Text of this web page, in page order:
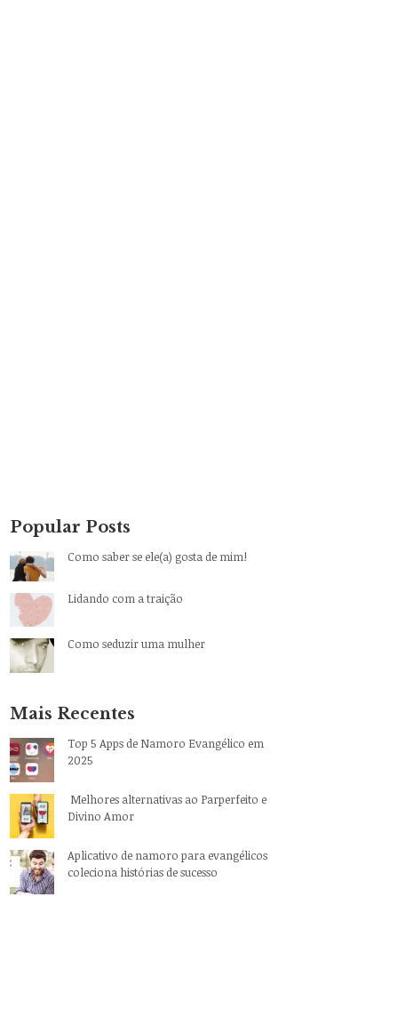
Popular Posts
Como saber se ele(a) gosta de mim!
Lidando com a traição
Como seduzir uma mulher
Mais Recentes
Top 5 Apps de Namoro Evangélico em
2025
Melhores alternativas ao Parperfeito e
Divino Amor
Aplicativo de namoro para evangélicos
coleciona histórias de sucesso